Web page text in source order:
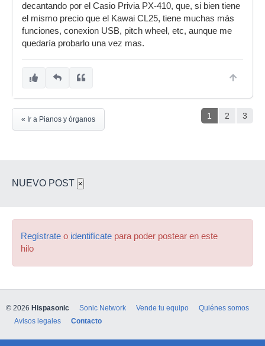
decantando por el Casio Privia PX-410, que, si bien tiene
el mismo precio que el Kawai CL25, tiene muchas más
funciones, conexion USB, pitch wheel, etc, aunque me
quedaría probarlo una vez mas.
1 2 3
« Ir a Pianos y órganos
NUEVO POST ×
Regístrate o identifícate para poder postear en este
hilo
© 2026 Hispasonic Sonic Network Vende tu equipo
Quiénes somos
Avisos legales
Contacto